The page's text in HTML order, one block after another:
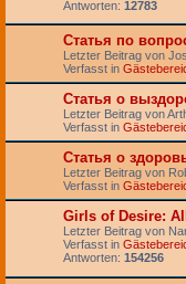
Antworten: 12783
Статья по
Letzter Beitrag von
Verfasst in
Статья о
Letzter Beitrag von
Verfasst in
Статья о
Letzter Beitrag von
Verfasst in
Girls of Desire:
Letzter Beitrag von
Verfasst in
Antworten: 154256